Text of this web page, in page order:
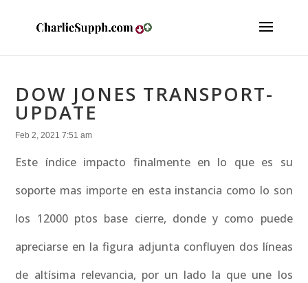
DOW JONES TRANSPORT-
UPDATE
Feb 2, 2021 7:51 am
Este índice impacto finalmente en lo que es su
soporte mas importe en esta instancia como lo son
los 12000 ptos base cierre, donde y como puede
apreciarse en la figura adjunta confluyen dos líneas
de altísima relevancia, por un lado la que une los